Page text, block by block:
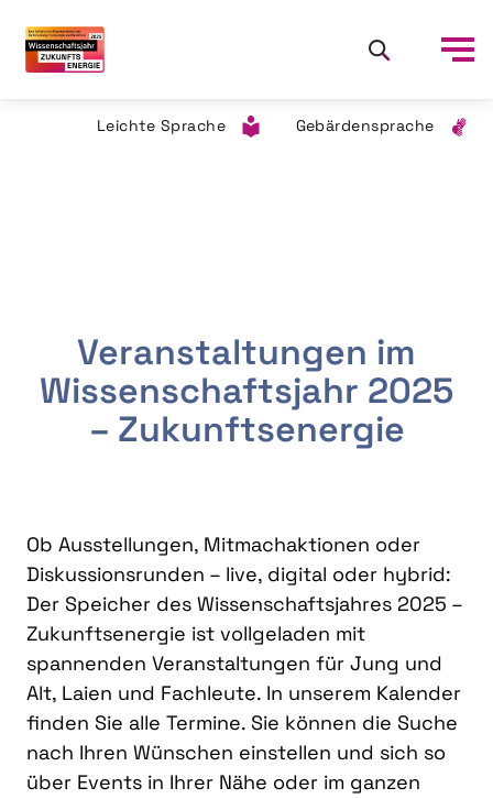
Leichte Sprache Gebärdensprache
Veranstaltungen im
Wissenschaftsjahr 2025
– Zukunftsenergie
Ob Ausstellungen, Mitmachaktionen oder
Diskussionsrunden – live, digital oder hybrid:
Der Speicher des Wissenschaftsjahres 2025 –
Zukunftsenergie ist vollgeladen mit
spannenden Veranstaltungen für Jung und
Alt, Laien und Fachleute. In unserem Kalender
finden Sie alle Termine. Sie können die Suche
nach Ihren Wünschen einstellen und sich so
über Events in Ihrer Nähe oder im ganzen